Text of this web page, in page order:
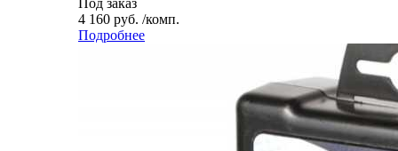
4 160 руб. /комп.
Подробнее